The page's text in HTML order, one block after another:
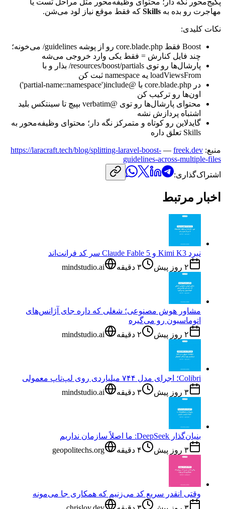
مهاجرت رو بده به Skills که فقط موقع نیاز لود می‌شن.
نکات کلیدی:
Boost فقط core.blade.php رو از پوشه guidelines
/ می‌خونه؛
چند فایل کنارش = فقط یکی وارد خروجی می‌شه
پارشال‌ها رو توی resources/boost/partials
/ بذار و با
loadViewsFrom یه namespace ثبت کن
در core.blade.php با @
include
('
namespace
::
partial-name
')
اون‌ها رو ترکیب کن
محتوای پارشال‌ها رو توی @
verbatim بپیچ تا سینتکس بلید
اشتباه پردازش نشه
گایدلاین رو کوتاه و متمرکز نگه دار؛ محتوای وظیفه‌محور به
Skills تعلق داره
منبع: freek.dev
—
https://laracraft.tech/blog/splitting-laravel-boost-
guidelines-across-multiple-files
اشتراک‌گذاری:
اخبار مرتبط
نبرد Kimi K3 و Claude Fable 5 سر کد فرانت‌اند
۲ روز پیش
۳ دقیقه mindstudio.ai
مشاور هوش مصنوعی؛ شغلی که داره جای آژانس‌های
اتوماسیون رو می‌گیره
۲ روز پیش
۲ دقیقه mindstudio.ai
Colibri؛ اجرای مدل ۷۴۴ میلیاردی روی لپ‌تاپ معمولی
۳ روز پیش
۳ دقیقه mindstudio.ai
بنیان‌گذار DeepSeek: ما اصلاً سازمان نداریم
۳ روز پیش
۴ دقیقه geopolitechs.org
وقتی انقدر سریع کد می‌زنیم که همکاری جا می‌مونه